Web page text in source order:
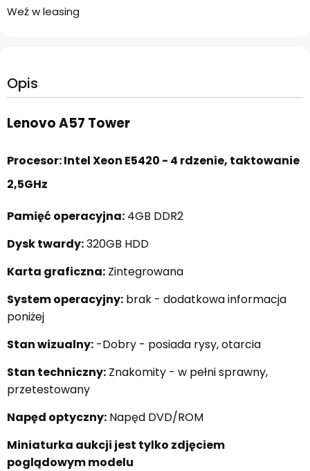
Weź w leasing
Opis
Lenovo A57 Tower
Procesor: Intel Xeon E5420 - 4 rdzenie, taktowanie
2,5GHz
Pamięć operacyjna: 4GB DDR2
Dysk twardy:320GB HDD
Karta graficzna: Zintegrowana
System operacyjny: brak - dodatkowa informacja
poniżej
Stan wizualny: -Dobry - posiada rysy, otarcia
Stan techniczny: Znakomity - w pełni sprawny,
przetestowany
Napęd optyczny: Napęd DVD/ROM
Miniaturka aukcji jest tylko zdjęciem
poglądowym modelu